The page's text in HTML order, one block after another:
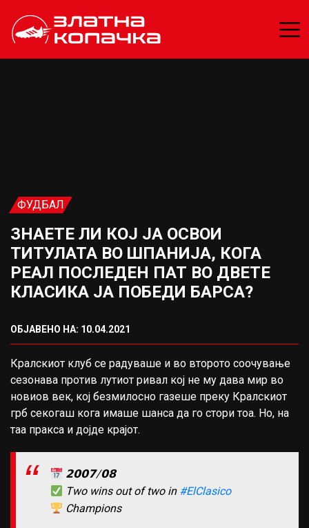
ФУДБАЛ
ЗНАЕТЕ ЛИ КОЈ ЈА ОСВОИ
ТИТУЛАТА ВО ШПАНИЈА, КОГА
РЕАЛ ПОСЛЕДЕН ПАТ ВО ДВЕТЕ
КЛАСИКА ЈА ПОБЕДИ БАРСА?
ОБЈАВЕНО НА: 10.04.2021
Кралскиот клуб се радуваше и во второто соочување
сезонава против лутиот ривал кој не му дава мир во
новиов век, кој безмилосно газеше преку Кралскиот
грб секогаш кога имаше шанса да го стори тоа. Но, на
таа пракса и дојде крајот.
𝟮𝟬𝟬𝟳/𝟬𝟴
Two wins out of two in #ElClasico
Champions